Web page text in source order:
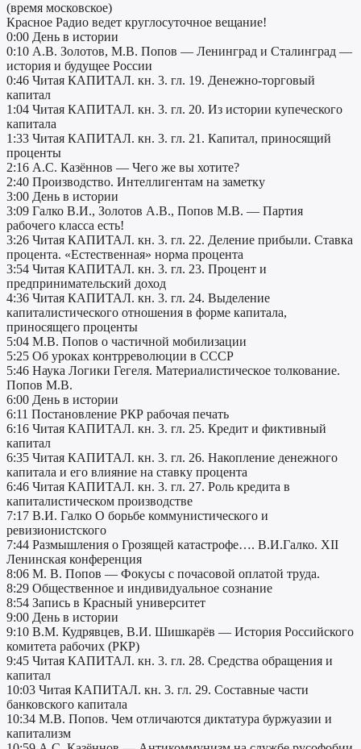
(время московское)
Красное Радио ведет круглосуточное вещание!
0:00 День в истории
0:10 А.В. Золотов, М.В. Попов — Ленинград и Сталинград —
история и будущее России
0:46 Читая КАПИТАЛ. кн. 3. гл. 19. Денежно-торговый
капитал
1:04 Читая КАПИТАЛ. кн. 3. гл. 20. Из истории купеческого
капитала
1:33 Читая КАПИТАЛ. кн. 3. гл. 21. Капитал, приносящий
проценты
2:16 А.С. Казённов — Чего же вы хотите?
2:40 Производство. Интеллигентам на заметку
3:00 День в истории
3:09 Галко В.И., Золотов А.В., Попов М.В. — Партия
рабочего класса есть!
3:26 Читая КАПИТАЛ. кн. 3. гл. 22. Деление прибыли. Ставка
процента. «Естественная» норма процента
3:54 Читая КАПИТАЛ. кн. 3. гл. 23. Процент и
предпринимательский доход
4:36 Читая КАПИТАЛ. кн. 3. гл. 24. Выделение
капиталистического отношения в форме капитала,
приносящего проценты
5:04 М.В. Попов о частичной мобилизации
5:25 Об уроках контрреволюции в СССР
5:46 Наука Логики Гегеля. Материалистическое толкование.
Попов М.В.
6:00 День в истории
6:11 Постановление РКР рабочая печать
6:16 Читая КАПИТАЛ. кн. 3. гл. 25. Кредит и фиктивный
капитал
6:35 Читая КАПИТАЛ. кн. 3. гл. 26. Накопление денежного
капитала и его влияние на ставку процента
6:46 Читая КАПИТАЛ. кн. 3. гл. 27. Роль кредита в
капиталистическом производстве
7:17 В.И. Галко О борьбе коммунистического и
ревизионистского
7:44 Размышления о Грозящей катастрофе…. В.И.Галко. XII
Ленинская конференция
8:06 М. В. Попов — Фокусы с почасовой оплатой труда.
8:29 Общественное и индивидуальное сознание
8:54 Запись в Красный университет
9:00 День в истории
9:10 В.М. Кудрявцев, В.И. Шишкарёв — История Российского
комитета рабочих (РКР)
9:45 Читая КАПИТАЛ. кн. 3. гл. 28. Средства обращения и
капитал
10:03 Читая КАПИТАЛ. кн. 3. гл. 29. Составные части
банковского капитала
10:34 М.В. Попов. Чем отличаются диктатура буржуазии и
капитализм